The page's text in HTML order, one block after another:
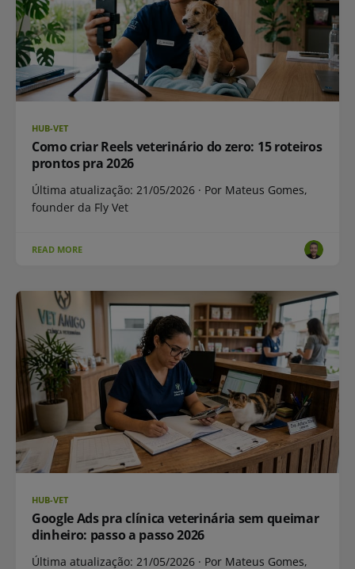
HUB-VET
Como criar Reels veterinário do zero: 15 roteiros
prontos pra 2026
Última atualização: 21/05/2026 · Por Mateus Gomes,
founder da Fly Vet
READ MORE
HUB-VET
Google Ads pra clínica veterinária sem queimar
dinheiro: passo a passo 2026
Última atualização: 21/05/2026 · Por Mateus Gomes,